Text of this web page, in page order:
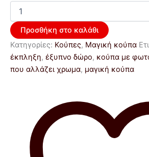
Προσθήκη στο καλάθι
Κατηγορίες: Κούπες, Μαγική κούπα
έκπληξη, έξυπνο δώρο, κούπα με
που αλλάζει χρωμα, μαγική κούπα